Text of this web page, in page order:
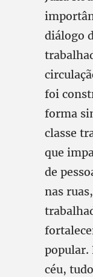
diálogo
foi
forma
classe
que
de
nas
popular.
céu,